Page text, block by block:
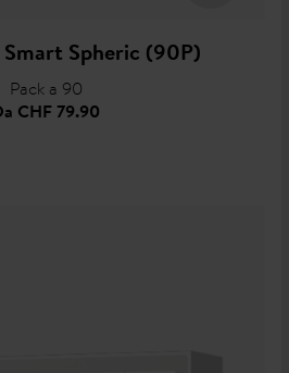
Smart Spheric (90P)
Pack a 90
CHF 79.90